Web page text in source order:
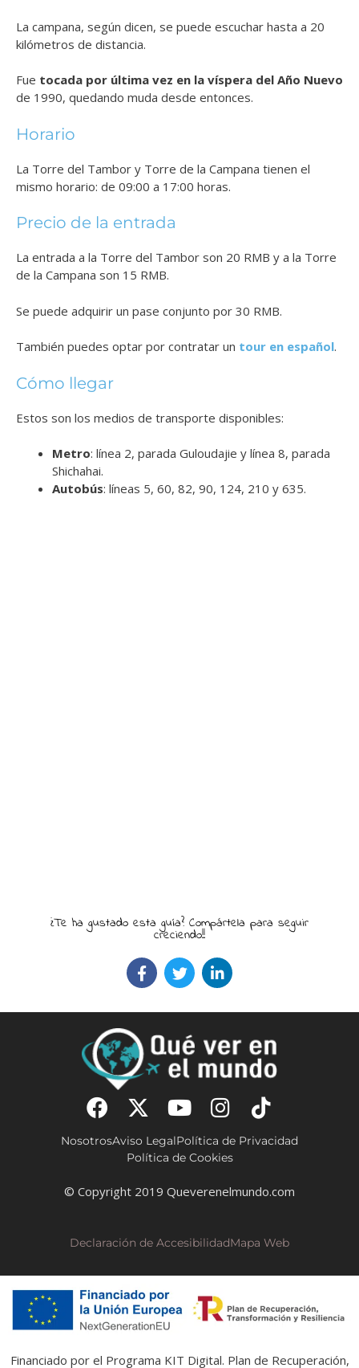
La campana, según dicen, se puede escuchar hasta a 20
kilómetros de distancia.
Fue tocada por última vez en la víspera del Año Nuevo
de 1990, quedando muda desde entonces.
Horario
La Torre del Tambor y Torre de la Campana tienen el
mismo horario: de 09:00 a 17:00 horas.
Precio de la entrada
La entrada a la Torre del Tambor son 20 RMB y a la Torre
de la Campana son 15 RMB.
Se puede adquirir un pase conjunto por 30 RMB.
También puedes optar por contratar un tour en español.
Cómo llegar
Estos son los medios de transporte disponibles:
Metro: línea 2, parada Guloudajie y línea 8, parada
Shichahai.
Autobús: líneas 5, 60, 82, 90, 124, 210 y 635.
¿Te ha gustado esta guía? Compártela para seguir
creciendo!!
NosotrosAviso LegalPolítica de Privacidad
Política de Cookies
© Copyright 2019 Queverenelmundo.com
Declaración de AccesibilidadMapa Web
Financiado por el Programa KIT Digital. Plan de Recuperación,